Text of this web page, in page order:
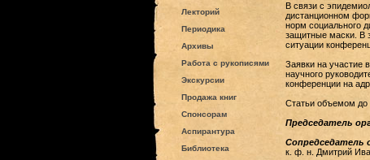
Лекторий
Периодика
Архивы
Работа с рукописями
Экскурсии
Продажа книг
Спонсорам
Аспирантура
Библиотека
В связи с
дистанционном
норм социального
защитные маски. В
ситуации
Заявки на участие
научного
конференции на
Статьи объемом до
Председатель
Сопредседатель
к. ф. н. Дмитрий